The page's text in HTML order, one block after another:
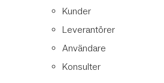
Kunder
Leverantörer
Användare
Konsulter